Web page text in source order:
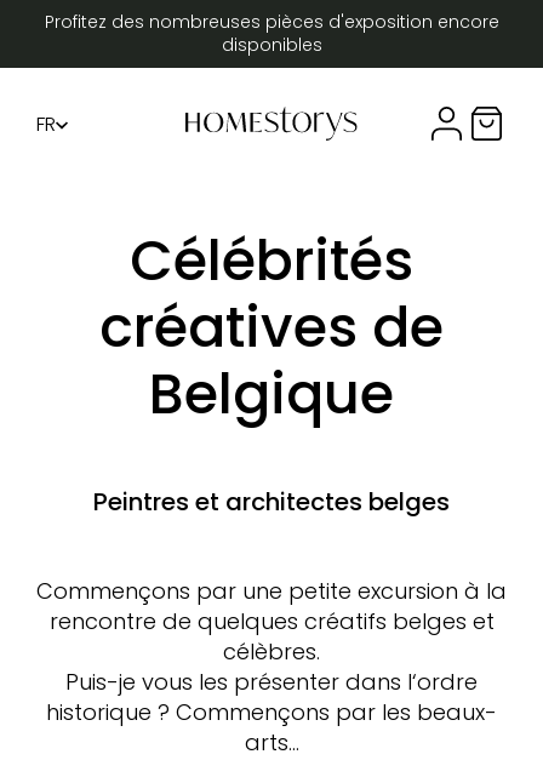
Profitez des nombreuses pièces d'exposition encore
disponibles
FR
Célébrités
créatives de
Belgique
Peintres et architectes belges
Commençons par une petite excursion à la
rencontre de quelques créatifs belges et
célèbres.
Puis-je vous les présenter dans l‘ordre
historique ? Commençons par les beaux-
arts…